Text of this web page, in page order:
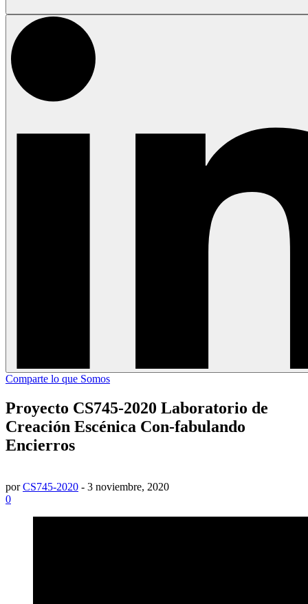
Comparte lo que Somos
Proyecto CS745-2020 Laboratorio de
Creación Escénica Con-fabulando
Encierros
porCS745-2020 - 3 noviembre, 2020
0